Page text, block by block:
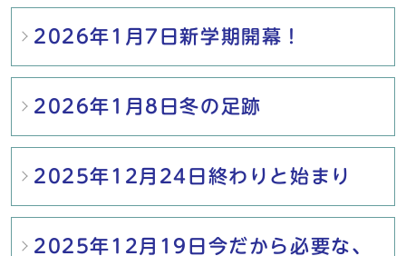
2026年1月7日新学期開幕！
2026年1月8日冬の足跡
2025年12月24日終わりと始まり
2025年12月19日今だから必要な、